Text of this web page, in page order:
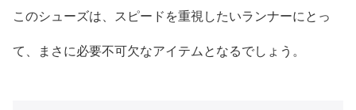
このシューズは、スピードを重視したいランナーにとっ
て、まさに必要不可欠なアイテムとなるでしょう。